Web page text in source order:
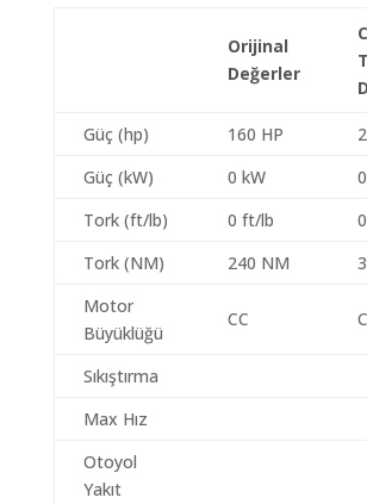
Orijinal
Değerler
Güç (hp) 160 HP
Güç (kW)
0 kW
Tork (ft/lb)
0 ft/lb
Tork (NM)
240 NM
Motor
Büyüklüğü
CC
Sıkıştırma
Max Hız
Otoyol
Yakıt